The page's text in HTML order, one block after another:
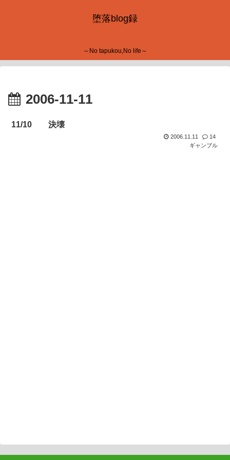
堕落blog録
～No tapukou,No life～
2006-11-11
11/10 決壊
2006.11.11
14
ギャンブル